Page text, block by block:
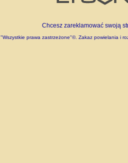
Chcesz zareklamować swoją
"Wszystkie prawa zastrzeżone"©. Zakaz powielania i